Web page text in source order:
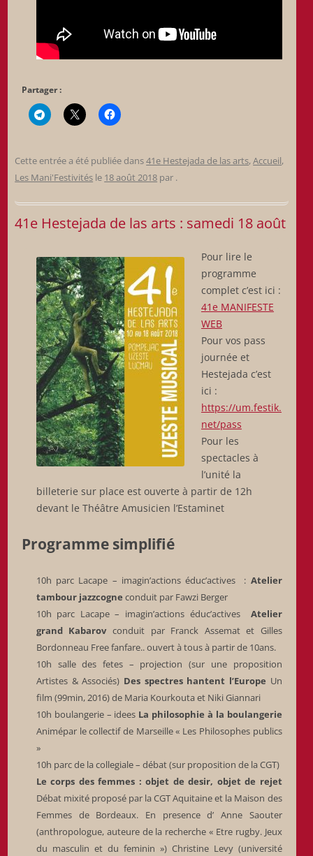
Partager :
Cette entrée a été publiée dans41e Hestejada de las arts,Accueil,
Les Mani'Festivités le 18 août 2018 par .
41e Hestejada de las arts : samedi 18 août
Pour lire le
programme
complet c’est ici :
41e MANIFESTE
WEB
Pour vos pass
journée et
Hestejada c’est
ici :
https://um.festik.
net/pass
Pour les
spectacles à
l’unité la
billeterie sur place est ouverte à partir de 12h
devant le Théâtre Amusicien l’Estaminet
Programme simplifié
10h parc Lacape – imagin’actions éduc’actives : Atelier
tambour jazzcogne conduit par Fawzi Berger
10h parc Lacape – imagin’actions éduc’actives Atelier
grand Kabarov conduit par Franck Assemat et Gilles
Bordonneau Free fanfare.. ouvert à tous à partir de 10ans.
10h salle des fetes – projection (sur une proposition
Artistes & Associés) Des spectres hantent l’Europe Un
film (99min, 2016) de Maria Kourkouta et Niki Giannari
10h boulangerie – idees La philosophie à la boulangerie
Animépar le collectif de Marseille « Les Philosophes publics
»
10h parc de la collegiale – débat (sur proposition de la CGT)
Le corps des femmes : objet de desir, objet de rejet
Débat mixité proposé par la CGT Aquitaine et la Maison des
Femmes de Bordeaux. En presence d’ Anne Saouter
(anthropologue, auteure de la recherche « Etre rugby. Jeux
du masculin et du feminin ») Christine Levy (université